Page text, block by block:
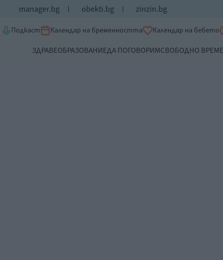
manager.bg obekti.bg zinzin.bg
Подкаст Календар на бременността Календар на бебето
ЗДРАВЕОБРАЗОВАНИЕДА ПОГОВОРИМСВОБОДНО ВРЕМЕ